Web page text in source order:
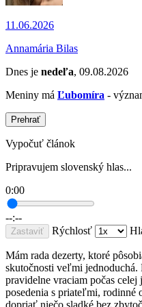
11.06.2026
Annamária Bilas
Dnes je nedeľa, 09.08.2026
Meniny má Ľubomíra -
Prehrať
Vypočuť článok
Pripravujem slovenský hlas...
0:00
--:--
Zastaviť Rýchlosť
Mám rada dezerty, ktoré
skutočnosti veľmi jednoduchá.
pravidelne vraciam počas celej
posedenia s priateľmi, rodinné